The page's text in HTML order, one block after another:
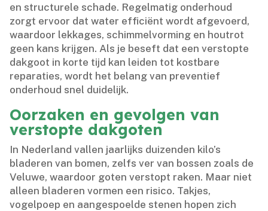
en structurele schade.​ Regelmatig onderhoud
zorgt ervoor dat water efficiënt wordt afgevoerd,
waardoor lekkages, schimmelvorming en houtrot
geen kans krijgen.​ Als je beseft dat een verstopte
dakgoot in korte tijd kan leiden tot kostbare
reparaties, wordt het belang van preventief
onderhoud snel duidelijk.​
Oorzaken en gevolgen van
verstopte dakgoten
In Nederland vallen jaarlijks duizenden kilo’s
bladeren van bomen, zelfs ver van bossen zoals de
Veluwe, waardoor goten verstopt raken.​ Maar niet
alleen bladeren vormen een risico.​ Takjes,
vogelpoep en aangespoelde stenen hopen zich